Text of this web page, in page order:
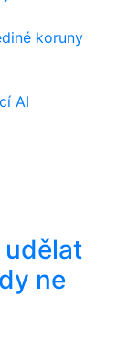
koruny
AI
udělat
ne